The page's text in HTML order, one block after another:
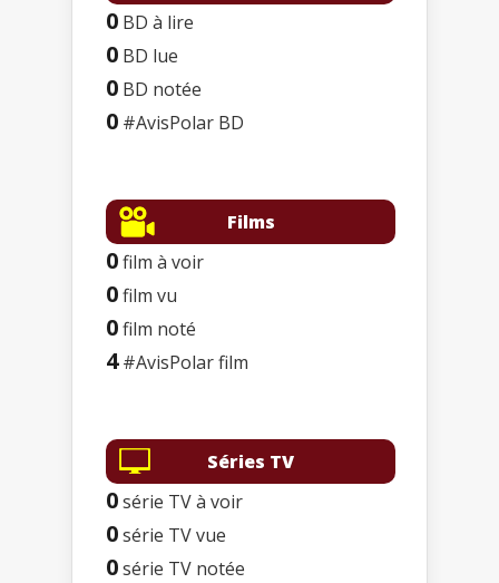
0 BD à lire
0 BD lue
0 BD notée
0 #AvisPolar BD
Films
0film à voir
0film vu
0film noté
4#AvisPolar film
Séries TV
0série TV à voir
0série TV vue
0série TV notée